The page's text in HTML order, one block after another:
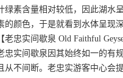
绿素含量相对较低，因此湖水
的颜色，于是就看到水体呈现
【老忠实间歇泉 Old Faithful
忠实间歇泉因其始终如一的有
从不间断。老忠实游客中心会